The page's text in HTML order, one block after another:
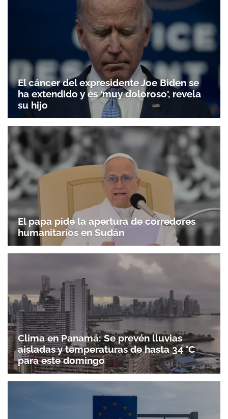
Gracias por suscribirte a nuestro boletín.
ACEPTAR
El cáncer del expresidente Joe Biden se
ha extendido y es 'muy doloroso', revela
su hijo
El papa pide la apertura de corredores
humanitarios en Sudán
Clima en Panamá: Se prevén lluvias
aisladas y temperaturas de hasta 34 °C
para este domingo